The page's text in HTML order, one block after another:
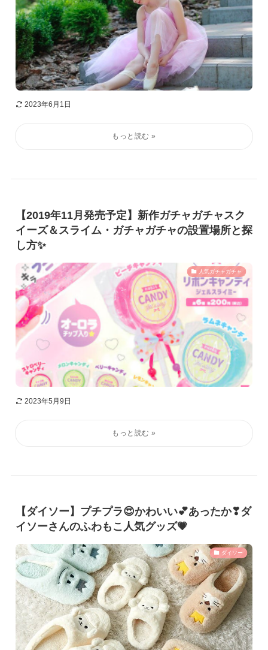
2023年6月1日
【2019年11月発売予定】新作ガチャガチャスク
イーズ＆スライム・ガチャガチャの設置場所と探
し方✨
人気ガチャガチャ
2023年5月9日
【ダイソー】プチプラ😍かわいい💕あったか❣ダ
イソーさんのふわもこ人気グッズ💗
ダイソー